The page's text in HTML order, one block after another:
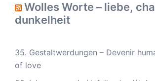
Wolles Worte – liebe,
dunkelheit
35. Gestaltwerdungen – Devenir
of love